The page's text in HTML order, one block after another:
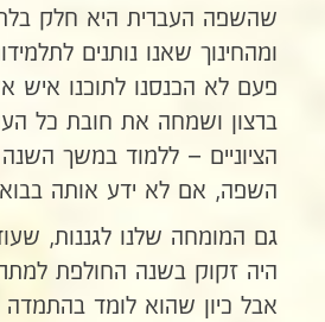
שהשפה העברית היא חלק
ומהחינוך שאנו נותנים
פעם לא הכנסנו לתוכנו איש
ברצון ושמחה את חובת כל
הציוניים – ללמוד במשך
השפה, אם לא ידע אותה
גם המומחה שלנו לגננות,
היה זקוק בשנה החולפת
אבל כיון שהוא לומד